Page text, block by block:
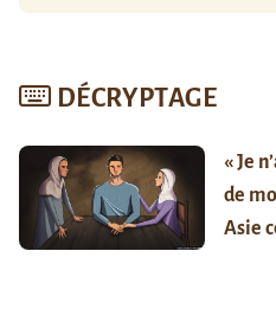
DÉCRYPTAGE
« Je
de
Asie